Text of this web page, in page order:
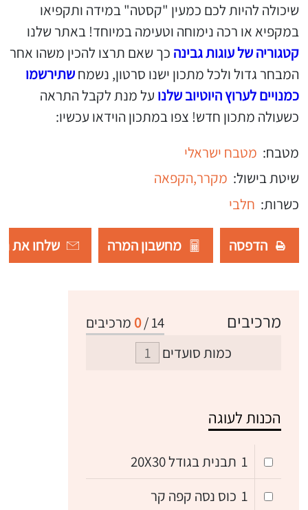
שיכולה להיות לכם כמעין "קסטה" במידה ותקפיאו
במקפיא או רכה נימוחה וטעימה במיוחד! באתר שלנו
קטגוריה של עוגות גבינה כך שאם תרצו להכין משהו אחר
המבחר גדול ולכל מתכון ישנו סרטון, נשמחשתירשמו
כמנויים לערוץ היוטיוב שלנו על מנת לקבל התראה
כשעולה מתכון חדש! צפו במתכון הוידאו עכשיו:
מטבח: מטבח ישראלי
שיטת בישול: מקרר,הקפאה
כשרות: חלבי
הדפסה מחשבון המרה שלחו את
14
/
0 מרכיבים מרכיבים
כמות סועדים
הכנות לעוגה
1 תבנית בגודל 20X30
1 כוס נסה קפה קר